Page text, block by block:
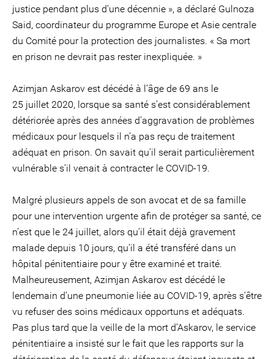
justice pendant plus d’une décennie », a déclaré Gulnoza
Said, coordinateur du programme Europe et Asie centrale
du Comité pour la protection des journalistes. « Sa mort
en prison ne devrait pas rester inexpliquée. »
Azimjan Askarov est décédé à l’âge de 69 ans le
25 juillet 2020, lorsque sa santé s’est considérablement
détériorée après des années d’aggravation de problèmes
médicaux pour lesquels il n’a pas reçu de traitement
adéquat en prison. On savait qu’il serait particulièrement
vulnérable s’il venait à contracter le COVID-19.
Malgré plusieurs appels de son avocat et de sa famille
pour une intervention urgente afin de protéger sa santé, ce
n’est que le 24 juillet, alors qu’il était déjà gravement
malade depuis 10 jours, qu’il a été transféré dans un
hôpital pénitentiaire pour y être examiné et traité.
Malheureusement, Azimjan Askarov est décédé le
lendemain d’une pneumonie liée au COVID-19, après s’être
vu refuser des soins médicaux opportuns et adéquats.
Pas plus tard que la veille de la mort d’Askarov, le service
pénitentiaire a insisté sur le fait que les rapports sur la